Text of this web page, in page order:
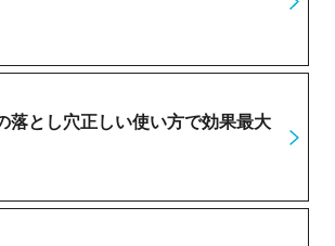
落とし穴正しい使い方で効果最大